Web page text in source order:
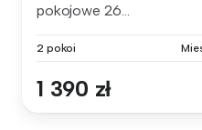
pokojowe 26...
2 pokoi
1 390 zł